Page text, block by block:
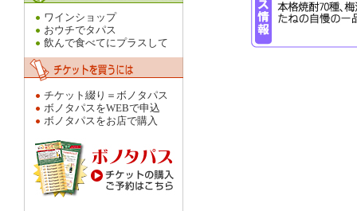
ワインショップ
おウチでタパス
飲んで食べてにプラスして
チケット綴り＝ボノタパス
ボノタパスをWEBで申込
ボノタパスをお店で購入